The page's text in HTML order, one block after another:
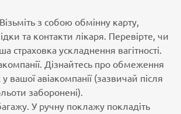
з собою обмінну карту,
та контакти лікаря. Перевірте, чи
страховка ускладнення вагітності.
Дізнайтесь про обмеження
вашої авіакомпанії (зазвичай після
заборонені).
У ручну поклажу покладіть